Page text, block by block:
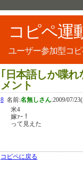
コピペ運
ユーザー参加型コ
｢日本語しか喋
メント
8 名前:名無しさん:2009/07/
米4
嫁ｧｰ！
って見えた
コピペに戻る